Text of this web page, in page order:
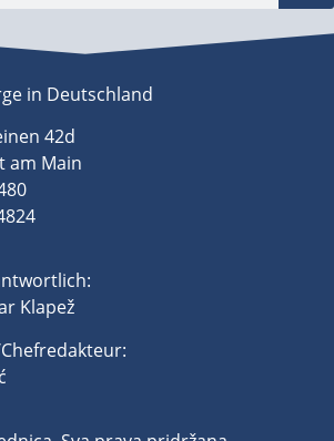
in Deutschland
42d
am Main
Klapež